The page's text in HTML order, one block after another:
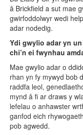
â Brickfield a sut mae
gwirfoddolwyr wedi
adar nodedig.
Ydi gwylio adar yn
chi’n ei fwynhau
Mae gwylio adar o
rhan yn fy mywyd bob
raddfa leol,
mynd â fi ar draws y
lefelau o anhawster
ganfod eich
pob agwedd.